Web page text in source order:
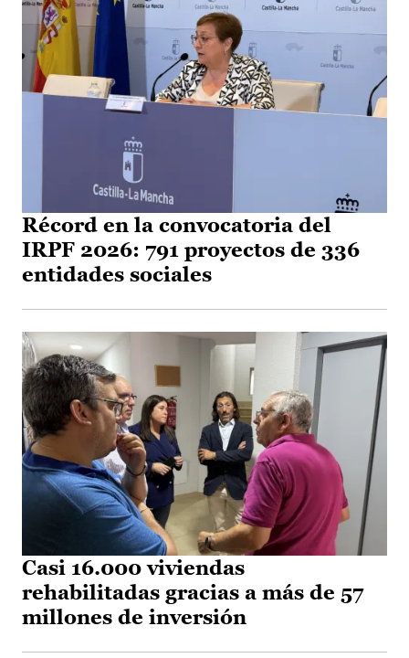
Récord en la convocatoria del
IRPF 2026: 791 proyectos de 336
entidades sociales
Casi 16.000 viviendas
rehabilitadas gracias a más de 57
millones de inversión